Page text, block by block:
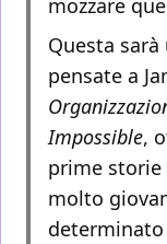
mozzare
Questa
pensate a
Impossible,
prime storie
molto